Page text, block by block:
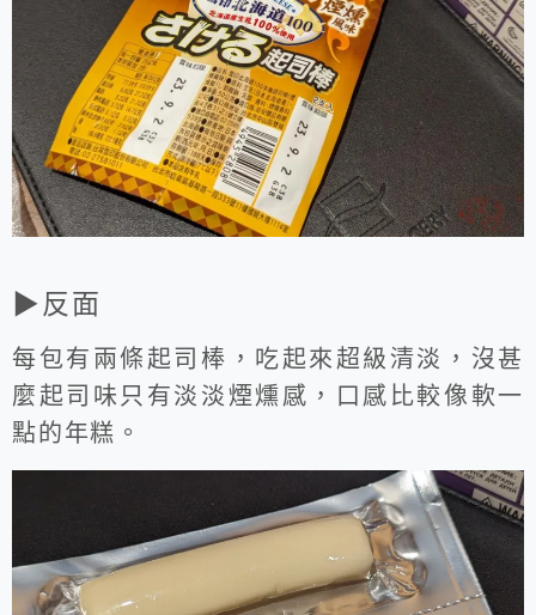
▶反面
每包有兩條起司棒，吃起來超級清淡，沒甚
麼起司味只有淡淡煙燻感，口感比較像軟一
點的年糕。